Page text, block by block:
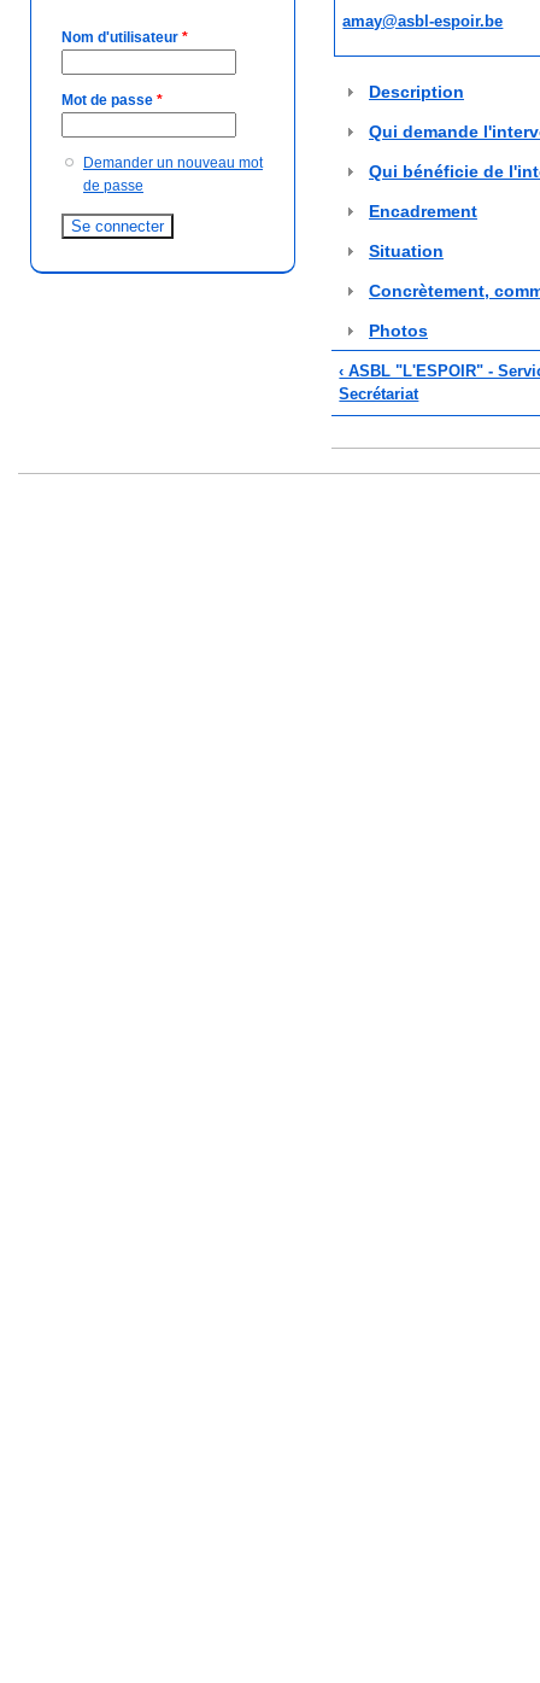
Nom d'utilisateur *
Mot de passe *
Demander un nouveau mot
de passe
amay@asbl-espoir.be
Description
Qui demande
Qui bénéficie de
Encadrement
Situation
Concrètement,
Photos
‹ ASBL "L'ESPOIR" -
Secrétariat